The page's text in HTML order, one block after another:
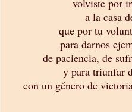
volviste por
a la casa
que por tu
para darnos
de paciencia, de
y para triunfar
con un género de